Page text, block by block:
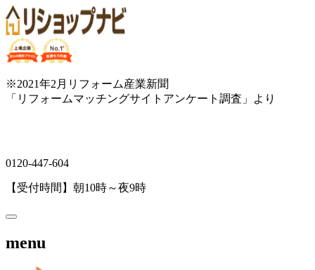
※2021年2月リフォーム産業新聞
「リフォームマッチングサイトアンケート調査」より
0120-447-604
【受付時間】朝10時～夜9時
menu